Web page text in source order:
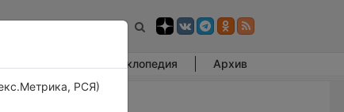
Энциклопедия Архив
РСЯ)